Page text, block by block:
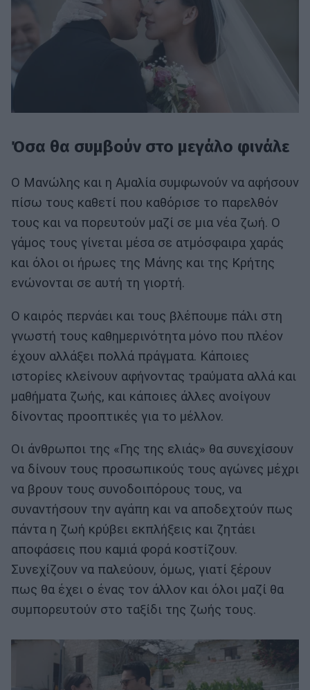
Όσα θα συμβούν στο μεγάλο φινάλε
Ο Μανώλης και η Αμαλία συμφωνούν να αφήσουν
πίσω τους καθετί που καθόρισε το παρελθόν
τους και να πορευτούν μαζί σε μια νέα ζωή. Ο
γάμος τους γίνεται μέσα σε ατμόσφαιρα χαράς
και όλοι οι ήρωες της Μάνης και της Κρήτης
ενώνονται σε αυτή τη γιορτή.
Ο καιρός περνάει και τους βλέπουμε πάλι στη
γνωστή τους καθημερινότητα μόνο που πλέον
έχουν αλλάξει πολλά πράγματα. Κάποιες
ιστορίες κλείνουν αφήνοντας τραύματα αλλά και
μαθήματα ζωής, και κάποιες άλλες ανοίγουν
δίνοντας προοπτικές για το μέλλον.
Οι άνθρωποι της «Γης της ελιάς» θα συνεχίσουν
να δίνουν τους προσωπικούς τους αγώνες μέχρι
να βρουν τους συνοδοιπόρους τους, να
συναντήσουν την αγάπη και να αποδεχτούν πως
πάντα η ζωή κρύβει εκπλήξεις και ζητάει
αποφάσεις που καμιά φορά κοστίζουν.
Συνεχίζουν να παλεύουν, όμως, γιατί ξέρουν
πως θα έχει ο ένας τον άλλον και όλοι μαζί θα
συμπορευτούν στο ταξίδι της ζωής τους.